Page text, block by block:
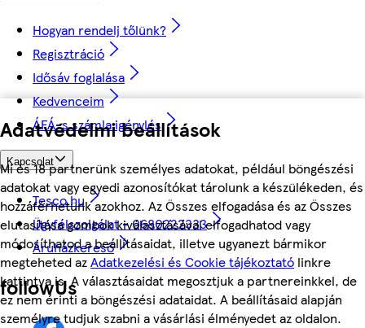
Adatvédelmi beállítások
Mi és 18 partnerünk személyes adatokat, például böngészési
adatokat vagy egyedi azonosítókat tárolunk a készülékeden, és
hozzáférhetünk azokhoz. Az Összes elfogadása és az Összes
elutasítása gombok kiválasztásával elfogadhatod vagy
módosíthatod a beállításaidat, illetve ugyanezt bármikor
megteheted azAdatkezelési és Cookie tájékoztató linkre
kattintva is. A választásaidat megosztjuk a partnereinkkel, de
ez nem érinti a böngészési adataidat. A beállításaid alapján
személyre tudjuk szabni a vásárlási élményedet az oldalon.
Hogyan rendelj tőlünk?
Regisztráció
Idősáv foglalása
Kedvenceim
ÁFÁ-s számla igénylés
Kapcsolat
Tesco.hu
Ügyfélszolgálat - 0680222333
Áruházkereső
followUs